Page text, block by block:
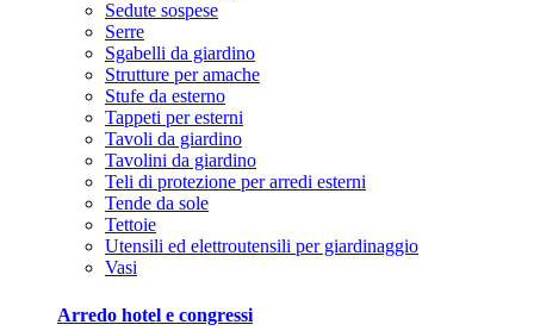
Sedute sospese
Serre
Sgabelli da giardino
Strutture per amache
Stufe da esterno
Tappeti per esterni
Tavoli da giardino
Tavolini da giardino
Teli di protezione per arredi esterni
Tende da sole
Tettoie
Utensili ed elettroutensili per giardinaggio
Vasi
Arredo hotel e congressi